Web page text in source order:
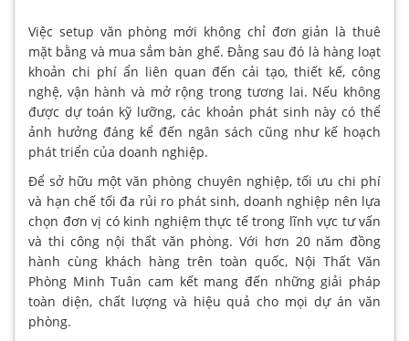
Việc setup văn phòng mới không chỉ đơn giản là thuê
mặt bằng và mua sắm bàn ghế. Đằng sau đó là hàng loạt
khoản chi phí ẩn liên quan đến cải tạo, thiết kế, công
nghệ, vận hành và mở rộng trong tương lai. Nếu không
được dự toán kỹ lưỡng, các khoản phát sinh này có thể
ảnh hưởng đáng kể đến ngân sách cũng như kế hoạch
phát triển của doanh nghiệp.
Để sở hữu một văn phòng chuyên nghiệp, tối ưu chi phí
và hạn chế tối đa rủi ro phát sinh, doanh nghiệp nên lựa
chọn đơn vị có kinh nghiệm thực tế trong lĩnh vực tư vấn
và thi công nội thất văn phòng. Với hơn 20 năm đồng
hành cùng khách hàng trên toàn quốc, Nội Thất Văn
Phòng Minh Tuân cam kết mang đến những giải pháp
toàn diện, chất lượng và hiệu quả cho mọi dự án văn
phòng.